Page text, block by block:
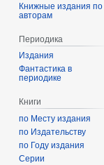
Книжные издания по
авторам
Периодика
Издания
Фантастика в
периодике
Книги
по Месту издания
по Издательству
по Году издания
Серии